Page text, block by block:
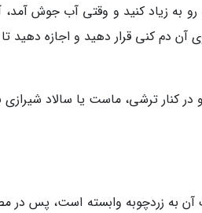
رو به زیاد کنید و وقتی آب جوش آمد،
آن دم کنی قرار دهید و اجازه دهید
و در کنار ترشی، ماست یا سالاد
آن به زردچوبه وابسته است، پس در